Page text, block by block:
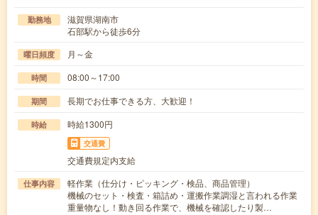
勤務地
滋賀県湖南市
石部駅から徒歩6分
曜日頻度 月～金
時間 08:00～17:00
期間 長期でお仕事できる方、大歓迎！
時給 時給1300円
交通費
交通費規定内支給
仕事内容
軽作業（仕分け・ピッキング・検品、商品管理）
機械のセット・検査・箱詰め・運搬作業調湿と言われる作業
重量物なし！動き回る作業で、機械を確認したり製…